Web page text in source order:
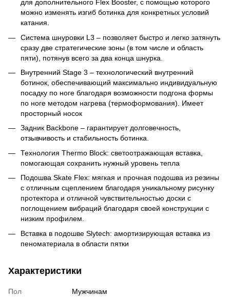
для дополнительного Flex Booster, с помощью которого
можно изменять изгиб ботинка для конкретных условий
катания.
Система шнуровки L3 – позволяет быстро и легко затянуть
сразу две стратегические зоны (в том числе и область
пяти), потянув всего за два конца шнурка.
Внутренний Stage 3 – технологический внутренний
ботинок, обеспечивающий максимально индивидуальную
посадку по ноге благодаря возможности подгона формы
по ноге методом нагрева (термоформования). Имеет
просторный носок
Задник Backbone – гарантирует долговечность,
отзывчивость и стабильность ботинка.
Технология Thermo Block: светоотражающая вставка,
помогающая сохранить нужный уровень тепла
Подошва Skate Flex: мягкая и прочная подошва из резины
с отличным сцеплением благодаря уникальному рисунку
протектора и отличной чувствительностью доски с
поглощением вибраций благодаря своей конструкции с
низким профилем.
Вставка в подошве Slytech: амортизирующая вставка из
пеноматериала в области пятки
Характеристики
Пол
Мужчинам